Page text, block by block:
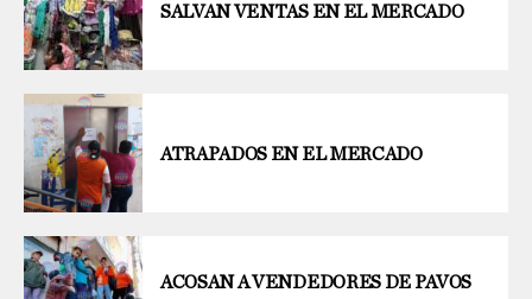
SALVAN VENTAS EN EL MERCADO
ATRAPADOS EN EL MERCADO
ACOSAN A VENDEDORES DE PAVOS